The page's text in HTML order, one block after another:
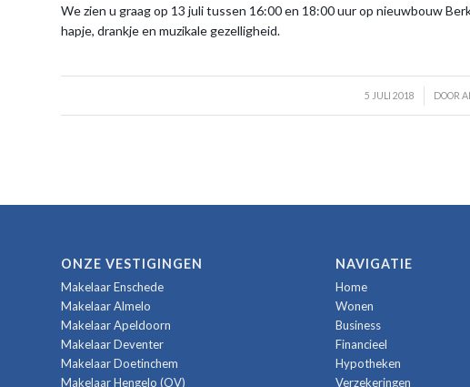
We zien u graag op 13 juli tussen 16:00 en 18:00 uur op nieuwbouw
hapje, drankje en muzikale gezelligheid.
5 JULI 2018
/ DOOR
ONZE VESTIGINGEN
Makelaar Enschede
Makelaar Almelo
Makelaar Apeldoorn
Makelaar Deventer
Makelaar Doetinchem
Makelaar Hengelo (OV)
NAVIGATIE
Home
Wonen
Business
Financieel
Hypotheken
Verzekeringen